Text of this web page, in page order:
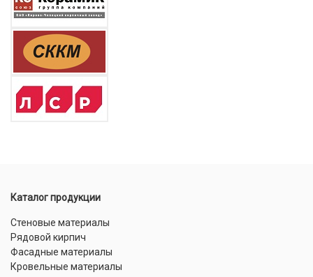
Каталог продукции
Стеновые материалы
Рядовой кирпич
Фасадные материалы
Кровельные материалы